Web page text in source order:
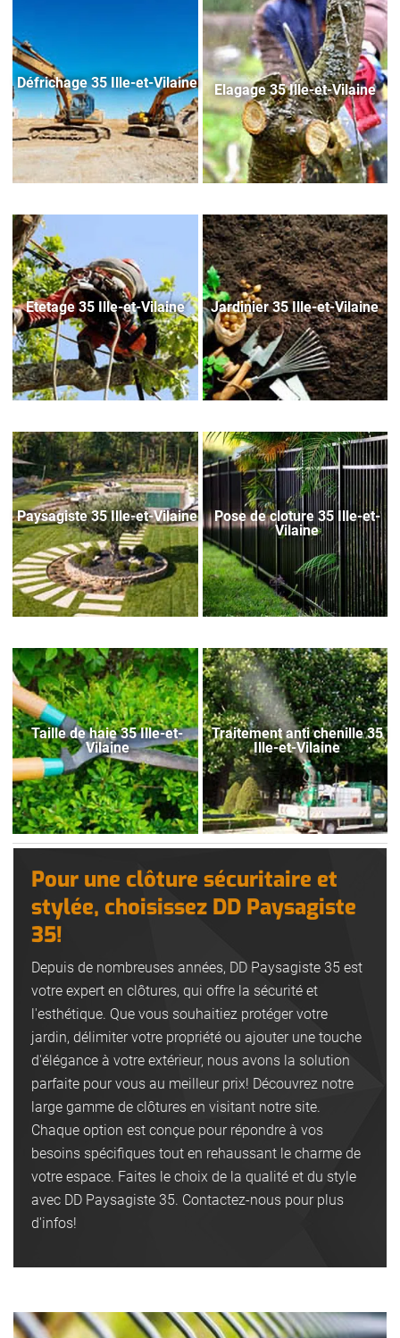
Défrichage 35 Ille-et-Vilaine Elagage 35 Ille-et-Vilaine
Etetage 35 Ille-et-Vilaine Jardinier 35 Ille-et-Vilaine
Paysagiste 35 Ille-et-Vilaine
Pose de cloture 35 Ille-et-
Vilaine
Taille de haie 35 Ille-et-
Vilaine
Traitement anti chenille 35
Ille-et-Vilaine
Pour une clôture sécuritaire et
stylée, choisissez DD Paysagiste
35!
Depuis de nombreuses années, DD Paysagiste 35 est
votre expert en clôtures, qui offre la sécurité et
l'esthétique. Que vous souhaitiez protéger votre
jardin, délimiter votre propriété ou ajouter une touche
d'élégance à votre extérieur, nous avons la solution
parfaite pour vous au meilleur prix! Découvrez notre
large gamme de clôtures en visitant notre site.
Chaque option est conçue pour répondre à vos
besoins spécifiques tout en rehaussant le charme de
votre espace. Faites le choix de la qualité et du style
avec DD Paysagiste 35. Contactez-nous pour plus
d'infos!